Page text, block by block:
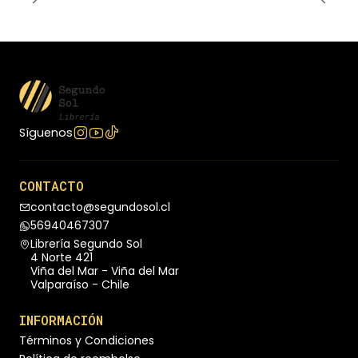
«accidentes domésticos» son sus principales
llevó consigo hasta Roma un secreto de familia en
un cuaderno de terciopelo: la fórmula del Acqua
Toffana, cuya sola mención provocaría terror
durante siglos.
Síguenos
CONTACTO
contacto@segundosol.cl
56940467307
Librería Segundo Sol
4 Norte 421
Viña del Mar - Viña del Mar
Valparaíso - Chile
INFORMACIÓN
Términos y Condiciones